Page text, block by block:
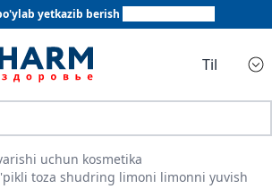
yetkazib berish
Til
uchun kosmetika
toza shudring limoni limonni yuvish